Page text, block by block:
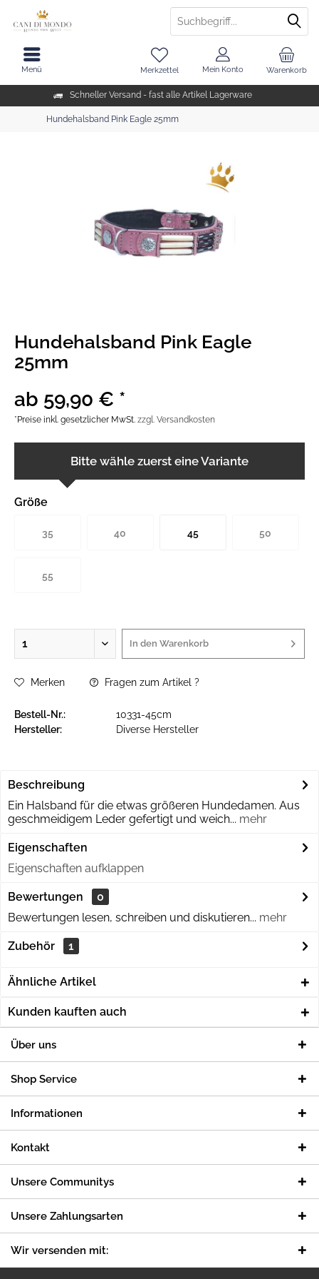
Schneller Versand - fast alle Artikel Lagerware
Warenkorb
Merkzettel Mein Konto
Menü
Hundehalsband Pink Eagle 25mm
Hundehalsband Pink Eagle
25mm
ab 59,90 € *
*Preise inkl. gesetzlicher MwSt. zzgl. Versandkosten
Bitte wähle zuerst eine Variante
Größe
35 40 45 50
55
In den Warenkorb
Merken Fragen zum Artikel ?
Bestell-Nr.:
10331-45cm
Hersteller:
Diverse Hersteller
Beschreibung
Ein Halsband für die etwas größeren Hundedamen. Aus
geschmeidigem Leder gefertigt und weich... mehr
Eigenschaften
Eigenschaften aufklappen
Bewertungen
0
Bewertungen lesen, schreiben und diskutieren... mehr
Zubehör 1
Ähnliche Artikel
Kunden kauften auch
Über uns
Shop Service
Informationen
Kontakt
Unsere Communitys
Unsere Zahlungsarten
Wir versenden mit: